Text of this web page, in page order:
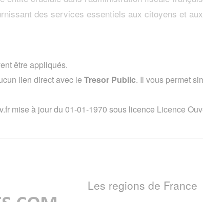
des services essentiels aux citoyens et
être appliqués.
lien direct avec le Tresor Public. Il vous permet
mise à jour du 01-01-1970 sous licence Licence
Les regions de France